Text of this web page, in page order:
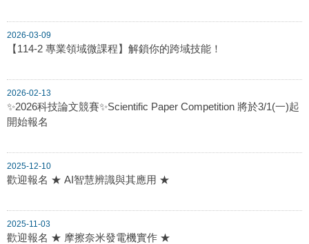
2026-03-09
【114-2 專業領域微課程】解鎖你的跨域技能！
2026-02-13
✨2026科技論文競賽✨Scientific Paper Competition 將於3/1(一)起
開始報名
2025-12-10
歡迎報名 ★ AI智慧辨識與其應用 ★
2025-11-03
歡迎報名 ★ 摩擦奈米發電機實作 ★